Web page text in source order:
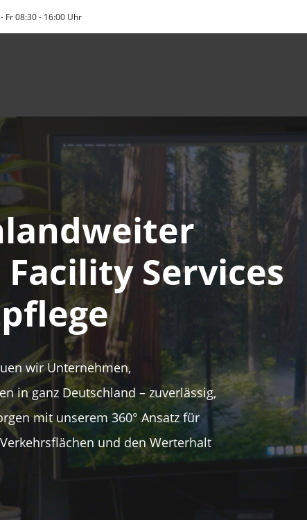
Fr 08:30 - 16:00 Uhr
Services
wir Unternehmen,
in ganz Deutschland – zuverlässig,
mit unserem 360° Ansatz für
und den Werterhalt